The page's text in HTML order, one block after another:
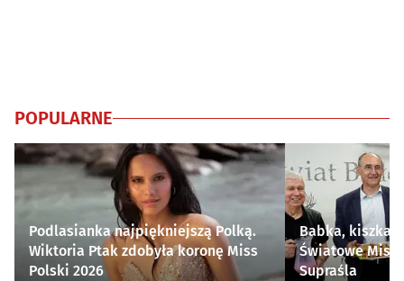
POPULARNE
Podlasianka najpiękniejszą Polką.
Wiktoria Ptak zdobyła koronę Miss
Polski 2026
Babka, kiszka i
Światowe
Supraśla